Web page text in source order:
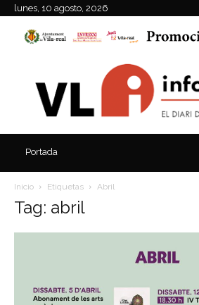
lunes, 10 agosto, 2026
Portada
Inicio Etiquetas Abril
Tag: abril